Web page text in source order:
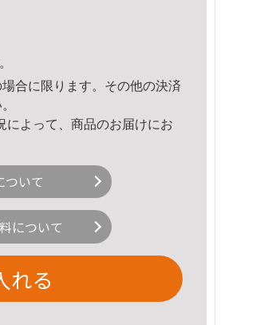
合に限ります。その他の決済
よって、商品のお届けにお
ついて
について
れる